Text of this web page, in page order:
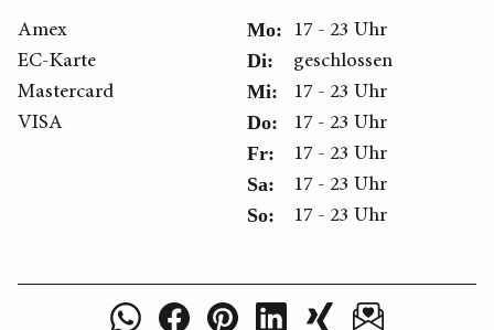
Amex
EC-Karte
Mastercard
VISA
Mo: 17 - 23 Uhr
Di: geschlossen
Mi: 17 - 23 Uhr
Do: 17 - 23 Uhr
Fr: 17 - 23 Uhr
Sa: 17 - 23 Uhr
So: 17 - 23 Uhr